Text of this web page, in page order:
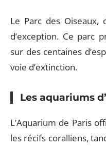
Le Parc des Oiseaux,
d’exception. Ce parc
sur des centaines
voie d’extinction.
Les aquariums
L’Aquarium de Paris
les récifs coralliens,